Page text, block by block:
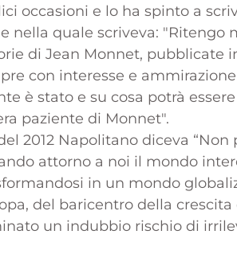
occasioni e lo ha spinto a
nella quale scriveva: "Ritengo
di Jean Monnet, pubblicate
con interesse e
è stato e su cosa potrà
paziente di Monnet".
2012 Napolitano diceva
attorno a noi il mondo
in un mondo
del baricentro della
un indubbio rischio di